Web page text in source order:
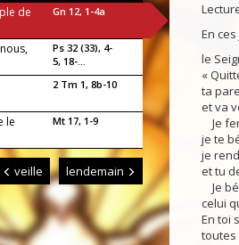
de
Gn 12, 1-4a
Ps 32 (33), 4-
5, 18-...
2 Tm 1, 8b-10
le
Mt 17, 1-9
veille lendemain
En
le
«
ta
et va
Je
je te
je
et tu
Je
celui
En toi
toutes